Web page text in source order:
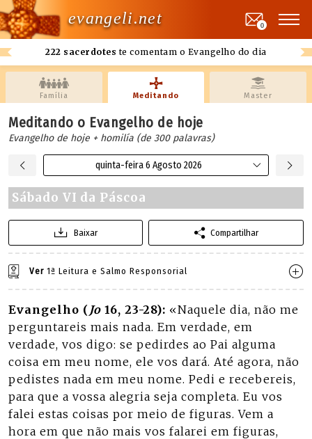
evangeli.net
222 sacerdotes te comentam o Evangelho do dia
0
Família Meditando Master
Meditando o Evangelho de hoje
Evangelho de hoje + homilía (de 300 palavras)
quinta-feira 6 Agosto 2026
Sábado VI da Páscoa
Baixar Compartilhar
Ver 1ª Leitura e Salmo Responsorial
Evangelho ( Jo 16, 23-28): «Naquele dia, não me
perguntareis mais nada. Em verdade, em
verdade, vos digo: se pedirdes ao Pai alguma
coisa em meu nome, ele vos dará. Até agora, não
pedistes nada em meu nome. Pedi e recebereis,
para que a vossa alegria seja completa. Eu vos
falei estas coisas por meio de figuras. Vem a
hora em que não mais vos falarei em figuras,